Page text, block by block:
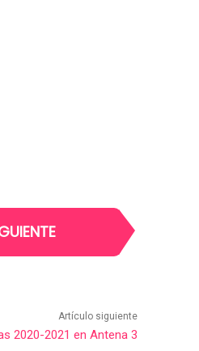
Artículo siguiente
2020-2021 en Antena 3